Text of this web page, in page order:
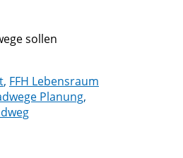
sollen
, FFH Lebensraum
Planung,